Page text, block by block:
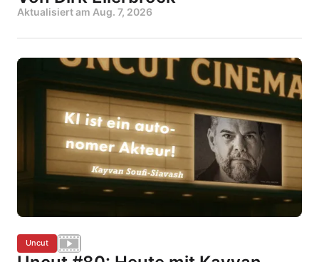
Aktualisiert am Aug. 7, 2026
Uncut